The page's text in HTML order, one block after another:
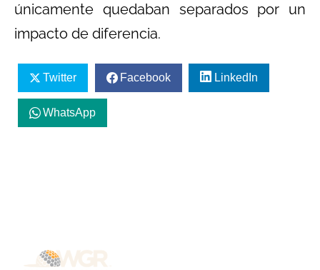
únicamente quedaban separados por un
impacto de diferencia.
Twitter Facebook LinkedIn
WhatsApp